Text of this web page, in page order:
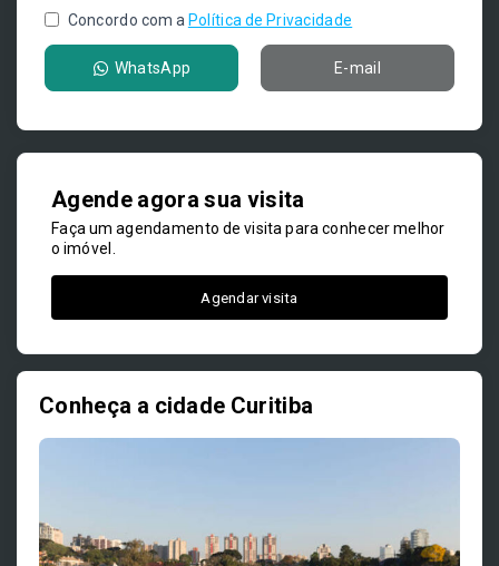
Concordo com a Política de Privacidade
WhatsApp E-mail
Agende agora sua visita
Faça um agendamento de visita para conhecer melhor
o imóvel.
Agendar visita
Conheça a cidade Curitiba